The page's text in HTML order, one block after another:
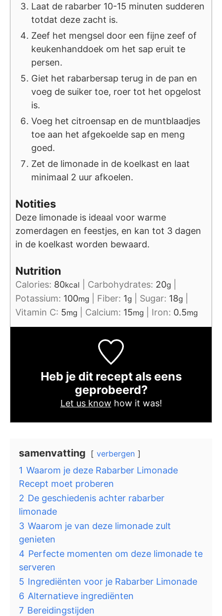
Laat de rabarber 10-15 minuten sudderen
totdat deze zacht is.
Zeef het mengsel door een fijne zeef of
keukenhanddoek om het sap eruit te
persen.
Giet het rabarbersap terug in de pan en
voeg de suiker toe, roer tot het opgelost
is.
Voeg het citroensap en de muntblaadjes
toe aan het afgekoelde sap en meng
goed.
Zet de limonade in de koelkast en laat
minimaal 2 uur afkoelen.
Notities
Deze limonade is ideaal voor warme
zomerdagen en feestjes, en kan tot 3 dagen
in de koelkast worden bewaard.
Nutrition
Calories: 80kcal Carbohydrates: 20g
Potassium: 100mg Fiber: 1g Sugar: 18g
Vitamin C: 5mg Calcium: 15mg Iron: 0.5mg
Heb je dit recept als eens
geprobeerd?
Let us know how it was!
samenvatting verbergen
1 Waarom je deze Rabarber Limonade
Recept moet proberen
2 De geschiedenis achter rabarber
limonade
3 Waarom je van deze limonade zult
genieten
4 Perfecte momenten om deze limonade te
serveren
5 Ingrediënten voor je Rabarber Limonade
6 Alternatieve ingrediënten
7 Bereidingstijden